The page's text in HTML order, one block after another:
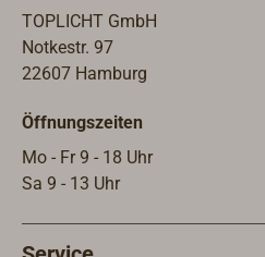
TOPLICHT GmbH
Notkestr. 97
22607 Hamburg
Öffnungszeiten
Mo - Fr 9 - 18 Uhr
Sa 9 - 13 Uhr